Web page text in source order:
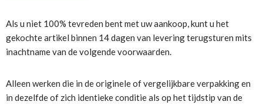
Als u niet 100% tevreden bent met uw aankoop, kunt u het
gekochte artikel binnen 14 dagen van levering terugsturen mits
inachtname van de volgende voorwaarden.
Alleen werken die in de originele of vergelijkbare verpakking en
in dezelfde of zich identieke conditie als op het tijdstip van de